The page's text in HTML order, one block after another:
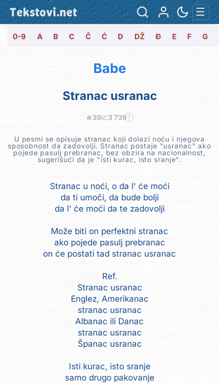
Tekstovi.net ☰
0-9 A B C Č Ć D DŽ Đ E F G
Babe
Stranac usranac
🔥39📈3 739 ?
U pesmi se opisuje stranac koji dolazi noću i njegova
sposobnost da zadovolji. Stranac postaje "usranac" ako
pojede pasulj prebranac, bez obzira na nacionalnost,
sugerišući da je "isti kurac, isto sranje".
Stranac u noći, o da l' će moći
da ti umoči, da bude bolji
da l' će moći da te zadovolji
Može biti on perfektni stranac
ako pojede pasulj prebranac
on će postati tad stranac usranac
Ref.
Stranac usranac
Englez, Amerikanac
stranac usranac
Albanac ili Danac
stranac usranac
Španac usranac
Isti kurac, isto sranje